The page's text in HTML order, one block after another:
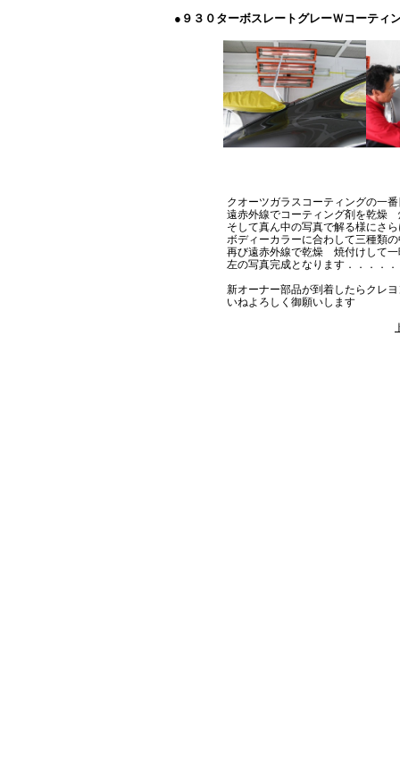
●９３０ターボスレートグレーＷコーティ
クオーツガラスコーティングの一
遠赤外線でコーティング剤を乾燥
そして真ん中の写真で解る様にさ
ボディーカラーに合わして三種類
再び遠赤外線で乾燥 焼付けして一
左の写真完成となります．．．．
新オーナー部品が到着したらクレ
いねよろしく御願いします